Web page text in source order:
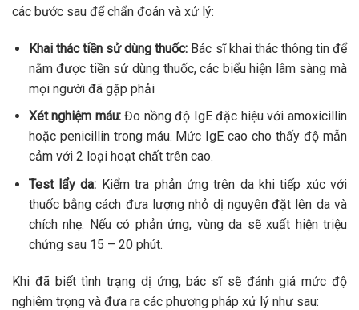
các bước sau để chẩn đoán và xử lý:
Khai thác tiền sử dùng thuốc: Bác sĩ khai thác thông tin để
nắm được tiền sử dùng thuốc, các biểu hiện lâm sàng mà
mọi người đã gặp phải
Xét nghiệm máu:Đo nồng độ IgE đặc hiệu với amoxicillin
hoặc penicillin trong máu. Mức IgE cao cho thấy độ mẫn
cảm với 2 loại hoạt chất trên cao.
Test lẩy da: Kiểm tra phản ứng trên da khi tiếp xúc với
thuốc bằng cách đưa lượng nhỏ dị nguyên đặt lên da và
chích nhẹ. Nếu có phản ứng, vùng da sẽ xuất hiện triệu
chứng sau 15 – 20 phút.
Khi đã biết tình trạng dị ứng, bác sĩ sẽ đánh giá mức độ
nghiêm trọng và đưa ra các phương pháp xử lý như sau: